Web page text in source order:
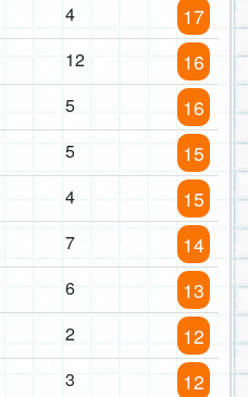
4 17
12 16
5 16
5 15
4 15
7 14
6 13
2 12
3 12